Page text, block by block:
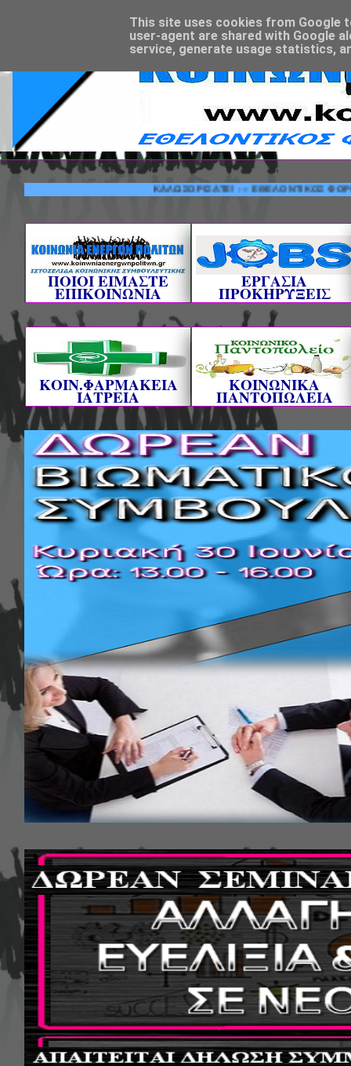
ΚΑΛΩΣΟΡΙΣΑΤΕ! --- ΕΘΕΛΟΝΤΙΚΟΣ ΦΟΡΕΑΣ
ΠΟΙΟΙ ΕΙΜΑΣΤΕ
ΕΠΙΚΟΙΝΩΝΙΑ
ΕΡΓΑΣΙΑ
ΠΡΟΚΗΡΥΞΕΙΣ
ΚΟΙΝ.ΦΑΡΜΑΚΕΙΑ
ΙΑΤΡΕΙΑ
ΚΟΙΝΩΝΙΚΑ
ΠΑΝΤΟΠΩΛΕΙΑ
This site uses cookies from Google
user-agent are shared with Google
service, generate usage statistics,